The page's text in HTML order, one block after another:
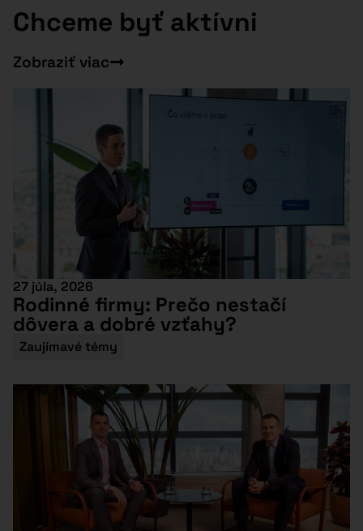
Chceme byť aktívni
Zobraziť viac
27 júla, 2026
Rodinné firmy: Prečo nestačí
dôvera a dobré vzťahy?
Zaujímavé témy